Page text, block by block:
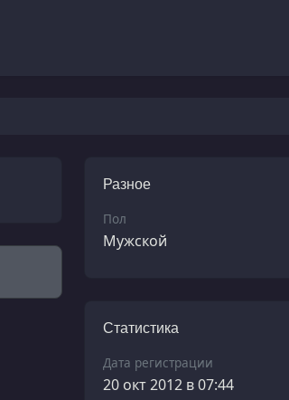
Разное
Пол
Мужской
Статистика
Дата регистрации
20 окт 2012 в 07:44